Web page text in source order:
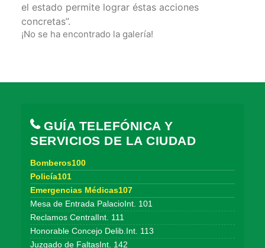
el estado permite lograr éstas acciones
concretas”.
¡No se ha encontrado la galería!
GUÍA TELEFÓNICA Y
SERVICIOS DE LA CIUDAD
Bomberos100
Policía101
Emergencias Médicas107
Mesa de Entrada PalacioInt. 101
Reclamos CentralInt. 111
Honorable Concejo Delib.Int. 113
Juzgado de FaltasInt. 142